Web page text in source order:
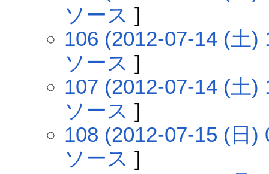
ソース ]
106 (2012-07-14 (土)
ソース ]
107 (2012-07-14 (土)
ソース ]
108 (2012-07-15 (日)
ソース ]